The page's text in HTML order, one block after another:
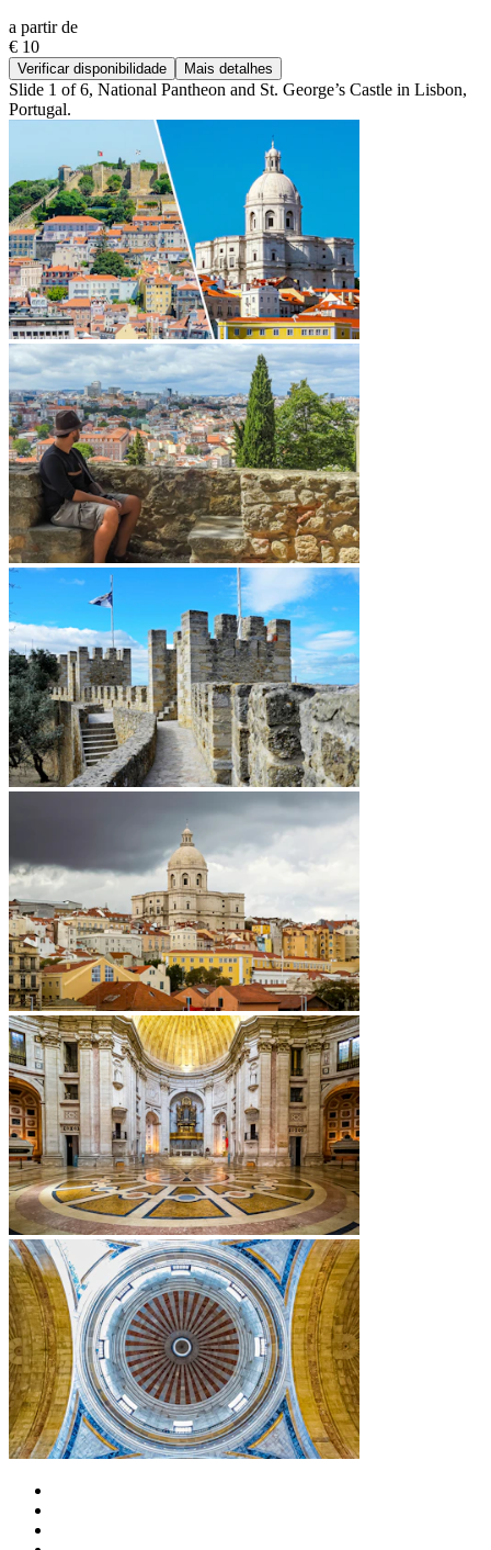
a partir de
€ 10
Verificar disponibilidade Mais detalhes
Slide 1 of 6, National Pantheon and St. George’s Castle in Lisbon,
Portugal.